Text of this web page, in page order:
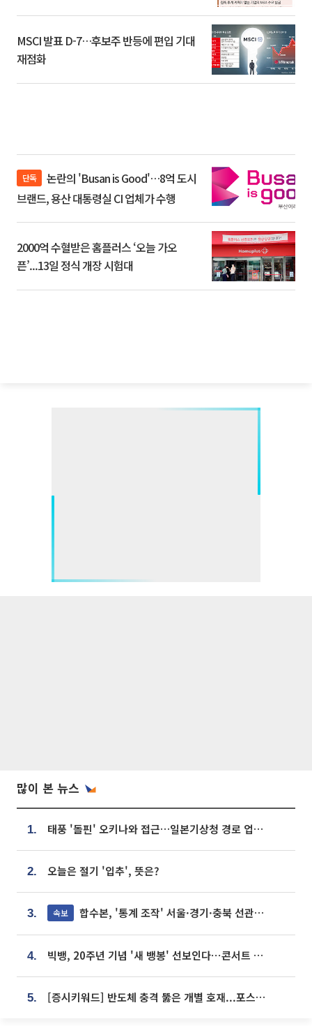
MSCI 발표 D-7…후보주 반등에 편입 기대
재점화
단독
브랜드, 용산 대통령실 CI 업체가 수행
2000억 수혈받은 홈플러스 ‘오늘 가오
픈’...13일 정식 개장 시험대
많이 본 뉴스
1. 태풍 '돌핀' 오키나와 접근…일본기상청 경로 업데이트
2. 오늘은 절기 '입추', 뜻은?
3. 속보 합수본, '통계 조작' 서울·경기·충북 선관위 등 추가 압수수색
4. 빅뱅, 20주년 기념 '새 뱅봉' 선보인다⋯콘서트 앞두고 팝업 개최
5. [증시키워드] 반도체 충격 뚫은 개별 호재...포스코퓨처엠·에코프로·한화솔루션 '눈길'